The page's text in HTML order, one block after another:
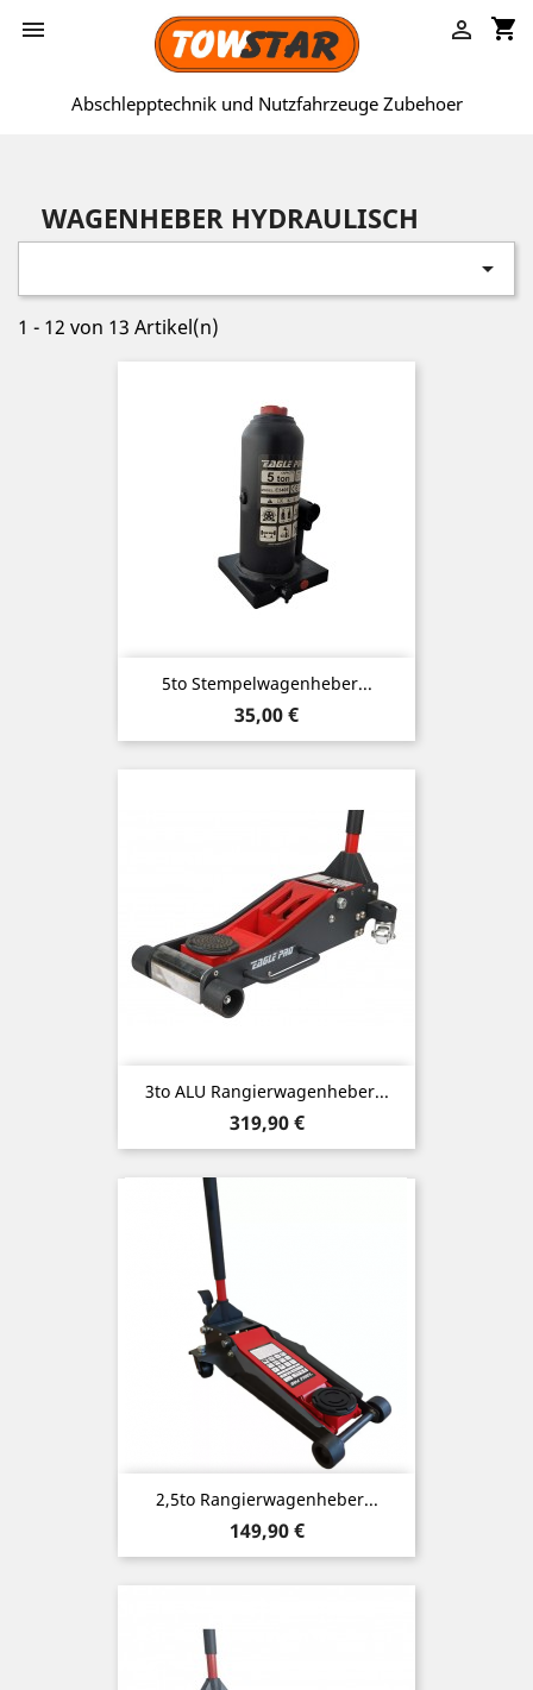
 shopping_cart

Abschlepptechnik und Nutzfahrzeuge Zubehoer
WAGENHEBER HYDRAULISCH

1 - 12 von 13 Artikel(n)
5to Stempelwagenheber...
Preis
35,00 €
3to ALU Rangierwagenheber...
Preis
319,90 €
2,5to Rangierwagenheber...
Preis
149,90 €